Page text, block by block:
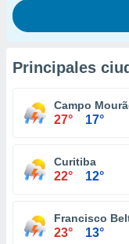
Principales
Campo
27° 17°
Curitiba
22° 12°
Francisco
23° 13°